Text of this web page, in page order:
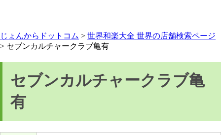
じょんからドットコム > 世界和楽大全 世界の店舗検索ページ
> セブンカルチャークラブ亀有
セブンカルチャークラブ亀
有